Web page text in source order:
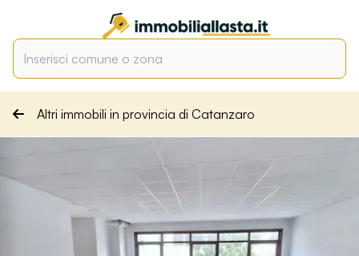
Altri immobili in provincia di Catanzaro